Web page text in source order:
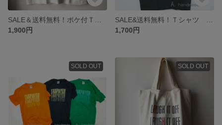
1,900円
1,700円
SOLD OUT SOLD OUT